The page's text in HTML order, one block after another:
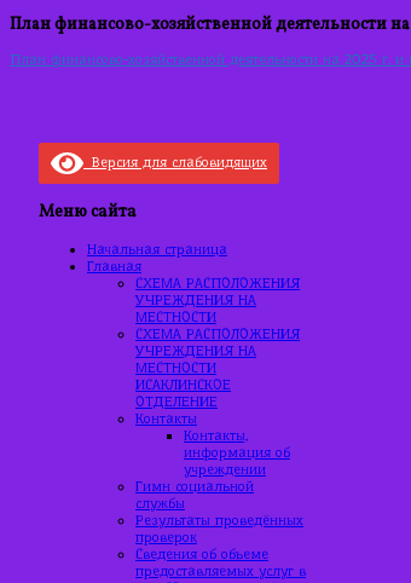
План финансово-хозяйственной деятельности
План финансово-хозяйственной деятельности на 2025 г.
Версия для слабовидящих
Меню сайта
Начальная страница
Главная
СХЕМА РАСПОЛОЖЕНИЯ
УЧРЕЖДЕНИЯ НА
МЕСТНОСТИ
СХЕМА РАСПОЛОЖЕНИЯ
УЧРЕЖДЕНИЯ НА
МЕСТНОСТИ
ИСАКЛИНСКОЕ
ОТДЕЛЕНИЕ
Контакты
Контакты,
информация об
учреждении
Гимн социальной
службы
Результаты проведённых
проверок
Сведения об объеме
предоставляемых услуг в